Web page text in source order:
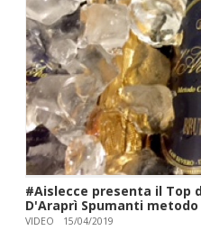
#Aislecce presenta il Top
D'Araprì Spumanti
VIDEO 15/04/2019